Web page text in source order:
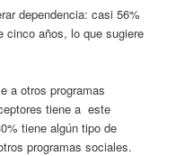
dependencia: casi 56%
cinco años, lo que sugiere
a otros programas
tiene a este
tiene algún tipo de
programas sociales.